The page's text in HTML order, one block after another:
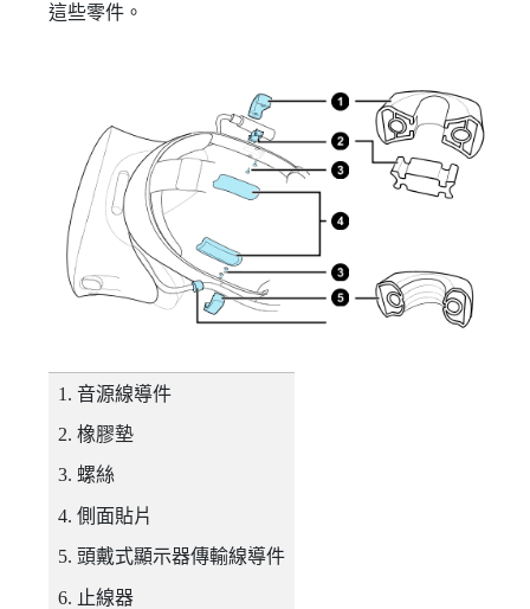
這些零件。
音源線導件
橡膠墊
螺絲
側面貼片
頭戴式顯示器傳輸線導件
止線器